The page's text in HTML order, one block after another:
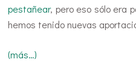
pestañear, pero eso sólo era
hemos tenido nuevas
(más…)